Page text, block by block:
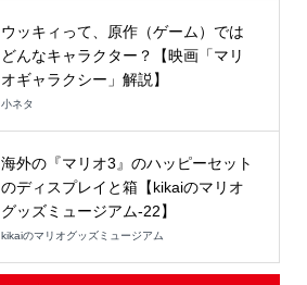
ウッキィって、原作（ゲーム）では
どんなキャラクター？【映画「マリ
オギャラクシー」解説】
小ネタ
海外の『マリオ3』のハッピーセット
のディスプレイと箱【kikaiのマリオ
グッズミュージアム-22】
kikaiのマリオグッズミュージアム